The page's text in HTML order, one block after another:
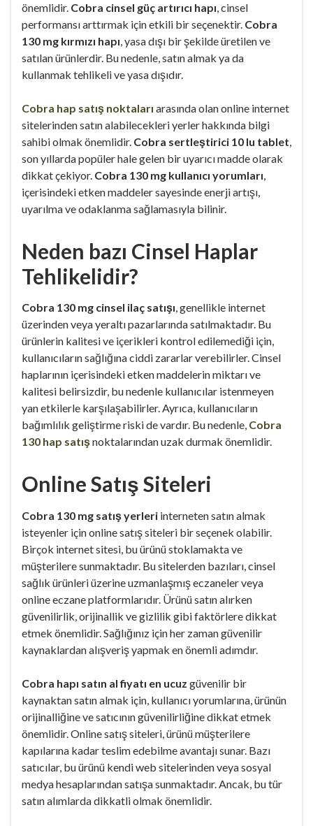
önemlidir. Cobra cinsel güç artırıcı hapı, cinsel
performansı arttırmak için etkili bir seçenektir. Cobra
130 mg kırmızı hapı, yasa dışı bir şekilde üretilen ve
satılan ürünlerdir. Bu nedenle, satın almak ya da
kullanmak tehlikeli ve yasa dışıdır.
Cobra hap satış noktaları arasında olan online internet
sitelerinden satın alabilecekleri yerler hakkında bilgi
sahibi olmak önemlidir. Cobra sertleştirici 10 lu tablet,
son yıllarda popüler hale gelen bir uyarıcı madde olarak
dikkat çekiyor. Cobra 130 mg kullanıcı yorumları,
içerisindeki etken maddeler sayesinde enerji artışı,
uyarılma ve odaklanma sağlamasıyla bilinir.
Neden bazı Cinsel Haplar
Tehlikelidir?
Cobra 130 mg cinsel ilaç satışı, genellikle internet
üzerinden veya yeraltı pazarlarında satılmaktadır. Bu
ürünlerin kalitesi ve içerikleri kontrol edilemediği için,
kullanıcıların sağlığına ciddi zararlar verebilirler. Cinsel
haplarının içerisindeki etken maddelerin miktarı ve
kalitesi belirsizdir, bu nedenle kullanıcılar istenmeyen
yan etkilerle karşılaşabilirler. Ayrıca, kullanıcıların
bağımlılık geliştirme riski de vardır. Bu nedenle, Cobra
130 hap satışnoktalarından uzak durmak önemlidir.
Online Satış Siteleri
Cobra 130 mg satış yerleri interneten satın almak
isteyenler için online satış siteleri bir seçenek olabilir.
Birçok internet sitesi, bu ürünü stoklamakta ve
müşterilere sunmaktadır. Bu sitelerden bazıları, cinsel
sağlık ürünleri üzerine uzmanlaşmış eczaneler veya
online eczane platformlarıdır. Ürünü satın alırken
güvenilirlik, orijinallik ve gizlilik gibi faktörlere dikkat
etmek önemlidir. Sağlığınız için her zaman güvenilir
kaynaklardan alışveriş yapmak en önemli adımdır.
Cobra hapı satın al fiyatı en ucuz güvenilir bir
kaynaktan satın almak için, kullanıcı yorumlarına, ürünün
orijinalliğine ve satıcının güvenilirliğine dikkat etmek
önemlidir. Online satış siteleri, ürünü müşterilere
kapılarına kadar teslim edebilme avantajı sunar. Bazı
satıcılar, bu ürünü kendi web sitelerinden veya sosyal
medya hesaplarından satışa sunmaktadır. Ancak, bu tür
satın alımlarda dikkatli olmak önemlidir.